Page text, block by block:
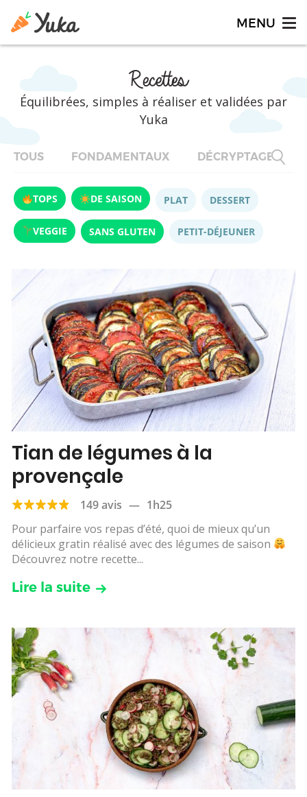
Recettes
Équilibrées, simples à réaliser et validées par
Yuka
TOUS FONDAMENTAUX DÉCRYPTAGES
TOPS DE SAISON PLAT DESSERT
VEGGIE SANS GLUTEN PETIT-DÉJEUNER
Tian de légumes à la
provençale
149 avis — 1h25
Pour parfaire vos repas d’été, quoi de mieux qu’un
délicieux gratin réalisé avec des légumes de saison
Découvrez notre recette...
Lire la suite